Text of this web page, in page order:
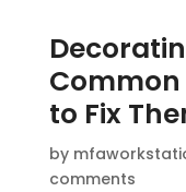
Common
to Fix
by
comments